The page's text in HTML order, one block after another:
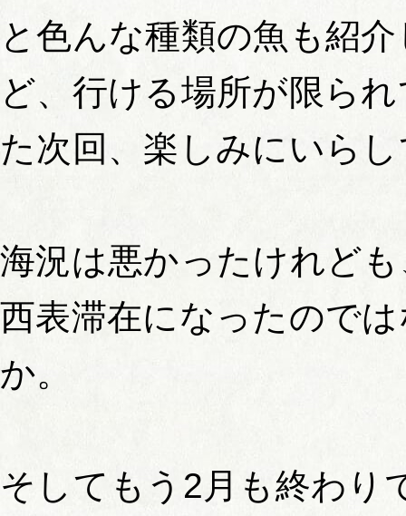
と色んな種類の魚も紹
ど、行ける場所が限ら
た次回、楽しみにいら
海況は悪かったけれど
西表滞在になったので
か。
そしてもう2月も終わり